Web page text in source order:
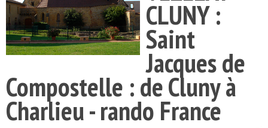
Acteurs
Thèmes
CLUNY :
Saint
Jacques de
Compostelle : de Cluny à
Charlieu - rando France